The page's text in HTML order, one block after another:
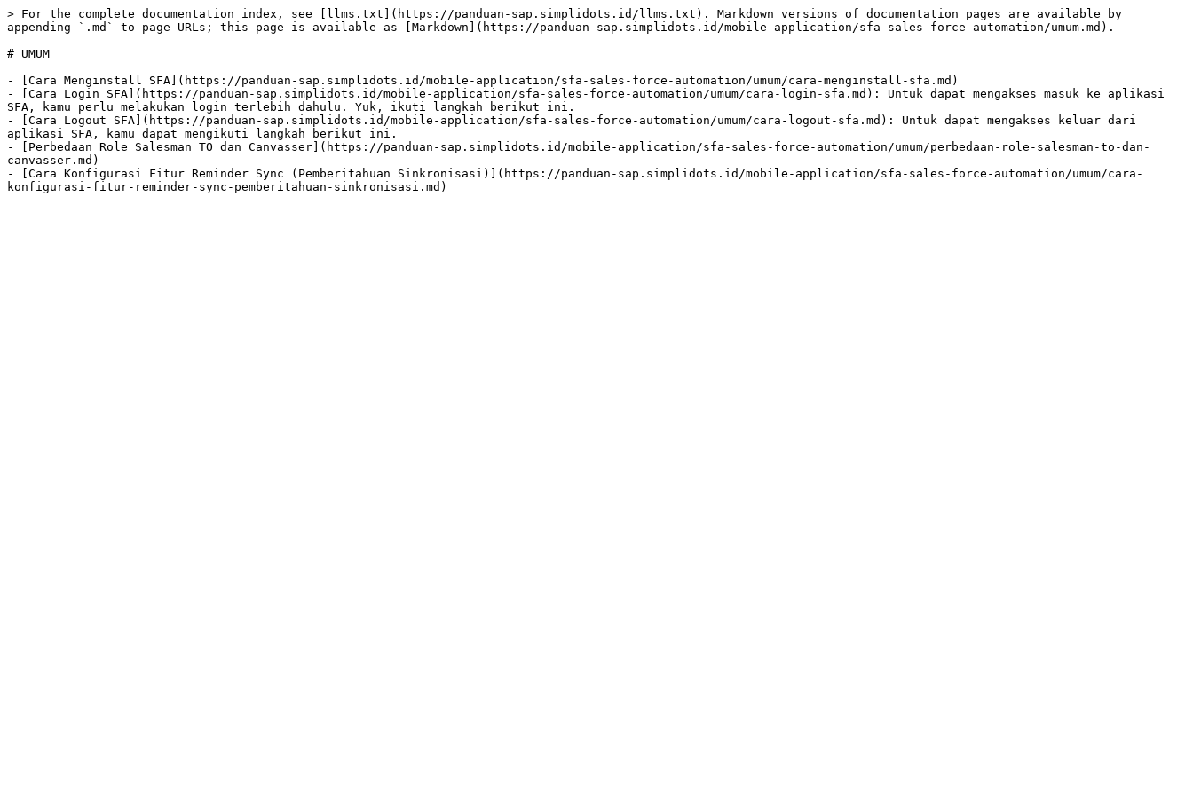
> For the complete documentation index, see [llms.txt](https://panduan-sap.simplidots.id/llms.txt). Markdown versions of documentation pages are available by
appending `.md` to page URLs; this page is available as [Markdown](https://panduan-sap.simplidots.id/mobile-application/sfa-sales-force-automation/umum.md).
# UMUM
- [Cara Menginstall SFA](https://panduan-sap.simplidots.id/mobile-application/sfa-sales-force-automation/umum/cara-menginstall-sfa.md)
- [Cara Login SFA](https://panduan-sap.simplidots.id/mobile-application/sfa-sales-force-automation/umum/cara-login-sfa.md): Untuk dapat mengakses masuk ke aplikasi
SFA, kamu perlu melakukan login terlebih dahulu. Yuk, ikuti langkah berikut ini.
- [Cara Logout SFA](https://panduan-sap.simplidots.id/mobile-application/sfa-sales-force-automation/umum/cara-logout-sfa.md): Untuk dapat mengakses keluar dari
aplikasi SFA, kamu dapat mengikuti langkah berikut ini.
- [Perbedaan Role Salesman TO dan Canvasser](https://panduan-sap.simplidots.id/mobile-application/sfa-sales-force-automation/umum/perbedaan-role-salesman-to-dan-
canvasser.md)
- [Cara Konfigurasi Fitur Reminder Sync (Pemberitahuan Sinkronisasi)](https://panduan-sap.simplidots.id/mobile-application/sfa-sales-force-automation/umum/cara-